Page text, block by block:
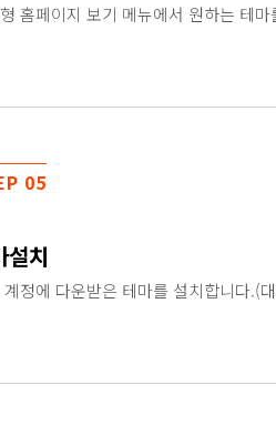
홈페이지 보기 메뉴에서 원하는 테
05
설치
계정에 다운받은 테마를 설치합니다.(